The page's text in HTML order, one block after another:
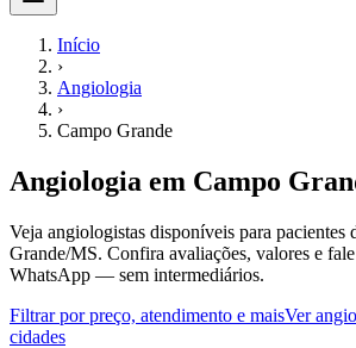
Início
›
Angiologia
›
Campo Grande
Angiologia em Campo
Veja angiologistas disponíveis para pacientes
Grande/MS. Confira avaliações, valores e
WhatsApp — sem intermediários.
Filtrar por preço, atendimento e maisVer
cidades